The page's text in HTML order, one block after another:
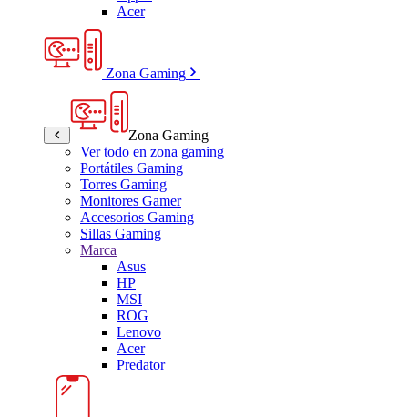
Acer
Zona Gaming
Zona Gaming
Ver todo en zona gaming
Portátiles Gaming
Torres Gaming
Monitores Gamer
Accesorios Gaming
Sillas Gaming
Marca
Asus
HP
MSI
ROG
Lenovo
Acer
Predator